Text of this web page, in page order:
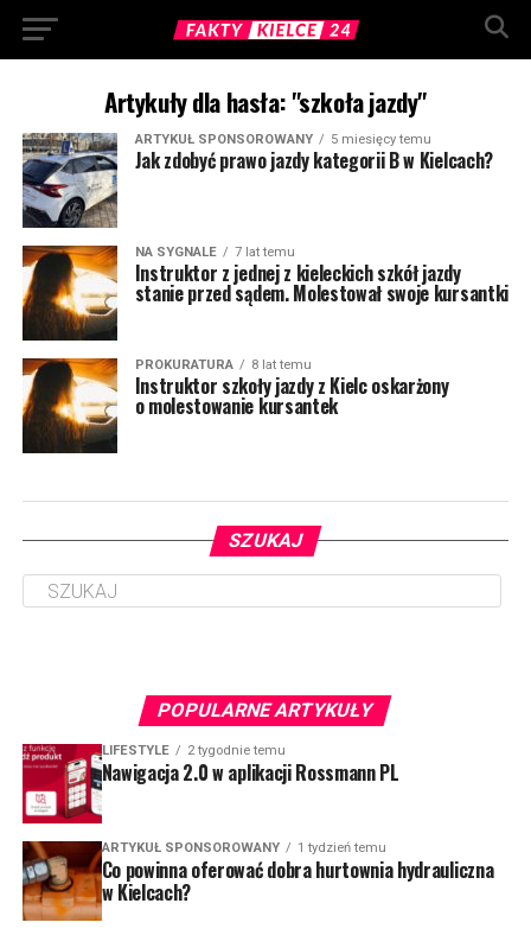
Artykuły dla hasła: "szkoła jazdy"
ARTYKUŁ SPONSOROWANY 5 miesięcy temu
Jak zdobyć prawo jazdy kategorii B w Kielcach?
NA SYGNALE 7 lat temu
Instruktor z jednej z kieleckich szkół jazdy
stanie przed sądem. Molestował swoje kursantki
PROKURATURA 8 lat temu
Instruktor szkoły jazdy z Kielc oskarżony
o molestowanie kursantek
SZUKAJ
POPULARNE ARTYKUŁY
LIFESTYLE 2 tygodnie temu
Nawigacja 2.0 w aplikacji Rossmann PL
ARTYKUŁ SPONSOROWANY 1 tydzień temu
Co powinna oferować dobra hurtownia hydrauliczna
w Kielcach?